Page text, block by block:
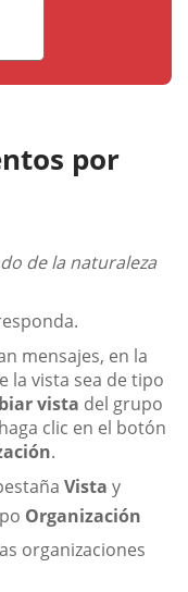
por
de la naturaleza
mensajes, en la
la vista sea de tipo
vista del grupo
clic en el botón
.
Vista y
Organización
organizaciones